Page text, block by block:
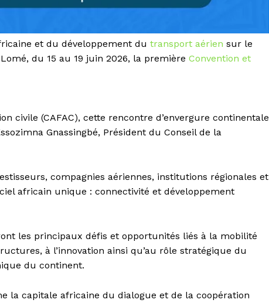
et du développement du transport aérien sur le
du 15 au 19 juin 2026, la première Convention et
civile (CAFAC), cette rencontre d’envergure continentale
Gnassingbé, Président du Conseil de la
compagnies aériennes, institutions régionales et
africain unique : connectivité et développement
les principaux défis et opportunités liés à la mobilité
à l’innovation ainsi qu’au rôle stratégique du
du continent.
la capitale africaine du dialogue et de la coopération